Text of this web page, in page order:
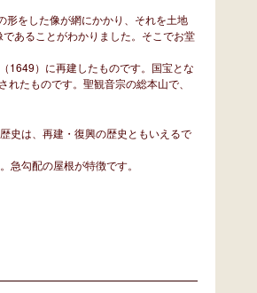
形をした像が網にかかり、それを土地
あることがわかりました。そこでお堂
1649）に再建したものです。国宝とな
たものです。聖観音宗の総本山で、
史は、再建・復興の歴史ともいえるで
急勾配の屋根が特徴です。